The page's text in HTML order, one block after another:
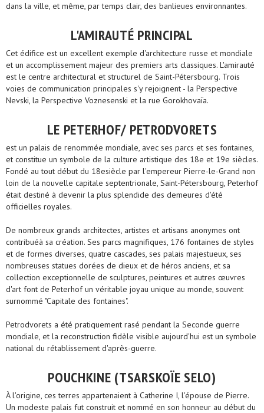
dans la ville, et même, par temps clair, des banlieues environnantes.
L'AMIRAUTÉ PRINCIPAL
Cet édifice est un excellent exemple d'architecture russe et mondiale
et un accomplissement majeur des premiers arts classiques. L'amirauté
est le centre architectural et structurel de Saint-Pétersbourg. Trois
voies de communication principales s'y rejoignent - la Perspective
Nevski, la Perspective Voznesenski et la rue Gorokhovaïa.
LE PETERHOF/ PETRODVORETS
est un palais de renommée mondiale, avec ses parcs et ses fontaines,
et constitue un symbole de la culture artistique des 18e et 19e siècles.
Fondé au tout début du 18esiècle par l'empereur Pierre-le-Grand non
loin de la nouvelle capitale septentrionale, Saint-Pétersbourg, Peterhof
était destiné à devenir la plus splendide des demeures d'été
officielles royales.
De nombreux grands architectes, artistes et artisans anonymes ont
contribuéà sa création. Ses parcs magnifiques, 176 fontaines de styles
et de formes diverses, quatre cascades, ses palais majestueux, ses
nombreuses statues dorées de dieux et de héros anciens, et sa
collection exceptionnelle de sculptures, peintures et autres œuvres
d'art font de Peterhof un véritable joyau unique au monde, souvent
surnommé "Capitale des fontaines".
Petrodvorets a été pratiquement rasé pendant la Seconde guerre
mondiale, et la reconstruction fidèle visible aujourd'hui est un symbole
national du rétablissement d'après-guerre.
POUCHKINE (TSARSKOÏE SELO)
À l'origine, ces terres appartenaient à Catherine I, l'épouse de Pierre.
Un modeste palais fut construit et nommé en son honneur au début du